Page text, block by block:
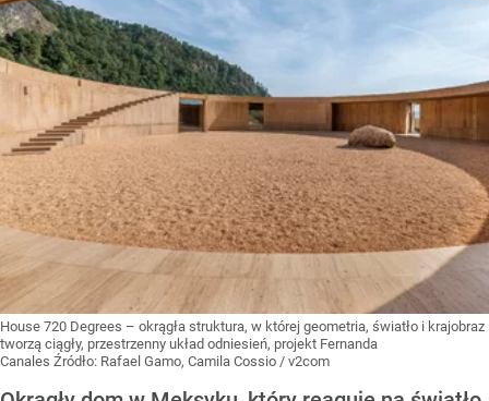
House 720 Degrees – okrągła struktura, w której geometria, światło i krajobraz
tworzą ciągły, przestrzenny układ odniesień, projekt Fernanda
Canales Źródło: Rafael Gamo, Camila Cossio / v2com